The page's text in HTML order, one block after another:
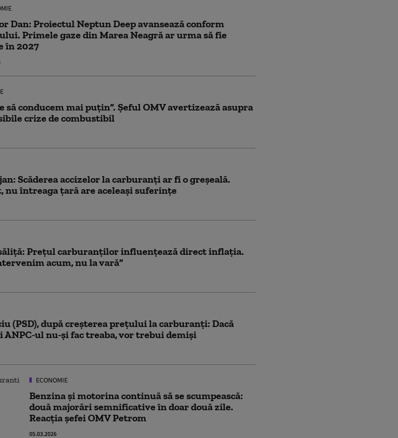
Dan: Proiectul Neptun Deep avansează conform
Primele gaze din Marea Neagră ar urma să fie
în 2027
să conducem mai puțin”. Șeful OMV avertizează asupra
crize de combustibil
Scăderea accizelor la carburanți ar fi o greșeală.
întreaga țară are aceleași suferințe
Prețul carburanților influențează direct inflația.
acum, nu la vară”
(PSD), după creşterea preţului la carburanţi: Dacă
ul nu-şi fac treaba, vor trebui demişi
ECONOMIE
Benzina și motorina continuă să se scumpească:
două majorări semnificative în doar două zile.
Reacția șefei OMV Petrom
05.03.2026